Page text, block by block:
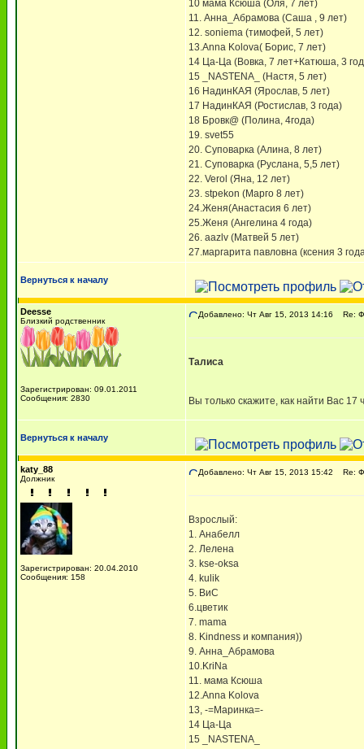
10 мама Ксюша (Оля, 7 лет)
11. Анна_Абрамова (Саша , 9 лет)
12. soniema (тимофей, 5 лет)
13.Anna Kolova( Борис, 7 лет)
14 Ца-Ца (Вовка, 7 лет+Катюша, 3
15 _NASTENA_ (Настя, 5 лет)
16 НадинКАЯ (Ярослав, 5 лет)
17 НадинКАЯ (Ростислав, 3 года)
18 Бровк@ (Полина, 4года)
19. svet55
20. Суповарка (Алина, 8 лет)
21. Суповарка (Руслана, 5,5 лет)
22. Verol (Яна, 12 лет)
23. stpekon (Марго 8 лет)
24.Женя(Анастасия 6 лет)
25.Женя (Ангелина 4 года)
26. aazlv (Матвей 5 лет)
27.маргарита павловна (ксения 3
Вернуться к началу
Deesse
Близкий родственник
Зарегистрирован: 09.01.2011
Сообщения: 2830
Добавлено: Чт Авг 15, 2013 14:16 Re:
Талиса
Вы только скажите, как найти Вас
Вернуться к началу
katy_88
Должник
Зарегистрирован: 20.04.2010
Сообщения: 158
Добавлено: Чт Авг 15, 2013 15:42 Re:
Взрослый:
1. Анабелл
2. Лелена
3. kse-oksa
4. kulik
5. ВиС
6.цветик
7. mama
8. Kindness и компания))
9. Анна_Абрамова
10.KriNa
11. мама Ксюша
12.Anna Kolova
13, -=Маринка=-
14 Ца-Ца
15 _NASTENA_